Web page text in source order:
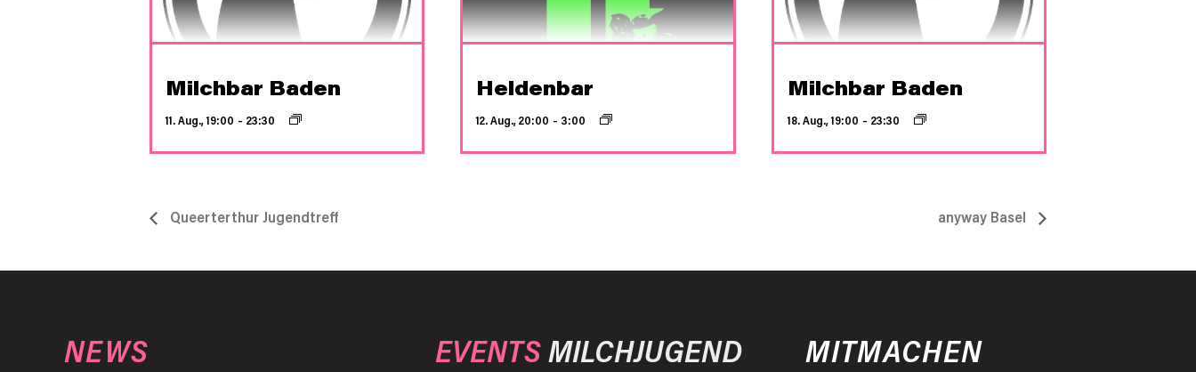
Milchbar Baden
11. Aug., 19:00 – 23:30
Heldenbar
12. Aug., 20:00 – 3:00
Milchbar Baden
18. Aug., 19:00 – 23:30
Queerterthur Jugendtreff anyway Basel
NEWS EVENTSMILCHJUGEND MITMACHEN